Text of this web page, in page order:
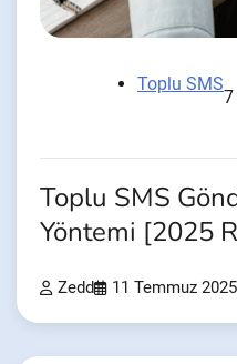
Toplu SMS
7
Toplu SMS
Yöntemi [2025
Zedd 11 Temmuz 2025